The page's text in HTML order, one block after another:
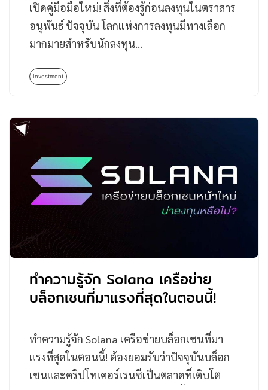
เปิดคู่มือมือใหม่! สิ่งที่ต้องรู้ก่อนลงทุนในตราสาร
อนุพันธ์ ปัจจุบัน โลกแห่งการลงทุนมีทางเลือก
มากมายสำหรับนักลงทุน…
Investment
ทำความรู้จัก Solana เครือข่าย
บล็อกเชนที่มาแรงที่สุดในตอนนี้!
ทำความรู้จัก Solana เครือข่ายบล็อกเชนที่มา
แรงที่สุดในตอนนี้! ต้องยอมรับว่าปัจจุบันบล็อก
เชนและคริปโทเคอร์เรนซีเป็นตลาดที่เติบโต